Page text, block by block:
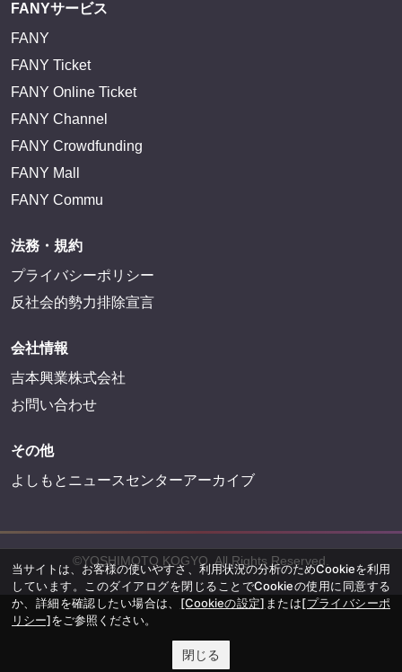
FANYサービス
FANY
FANY Ticket
FANY Online Ticket
FANY Channel
FANY Crowdfunding
FANY Mall
FANY Commu
法務・規約
プライバシーポリシー
反社会的勢力排除宣言
会社情報
吉本興業株式会社
お問い合わせ
その他
よしもとニュースセンターアーカイブ
©YOSHIMOTO KOGYO, All Rights Reserved.
当サイトは、お客様の使いやすさ、利用状況の分析のためCookieを利用
しています。このダイアログを閉じることでCookieの使用に同意する
か、詳細を確認したい場合は、 [Cookieの設定] または[プライバシーポ
リシー]をご参照ください。
閉じる